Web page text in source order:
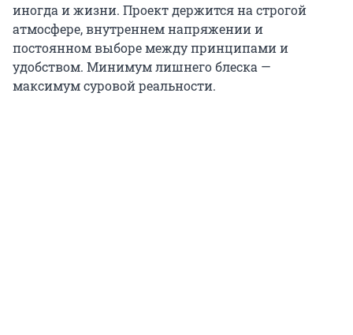
иногда и жизни. Проект держится на строгой
атмосфере, внутреннем напряжении и
постоянном выборе между принципами и
удобством. Минимум лишнего блеска —
максимум суровой реальности.